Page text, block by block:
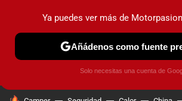
PRUEBAS COCHES ELÉCTRICOS
Ya puedes ver más de
Añádenos como fuente
Solo necesitas una cuenta de